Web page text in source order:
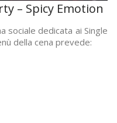
– Spicy Emotion
sociale dedicata ai Single
della cena prevede: